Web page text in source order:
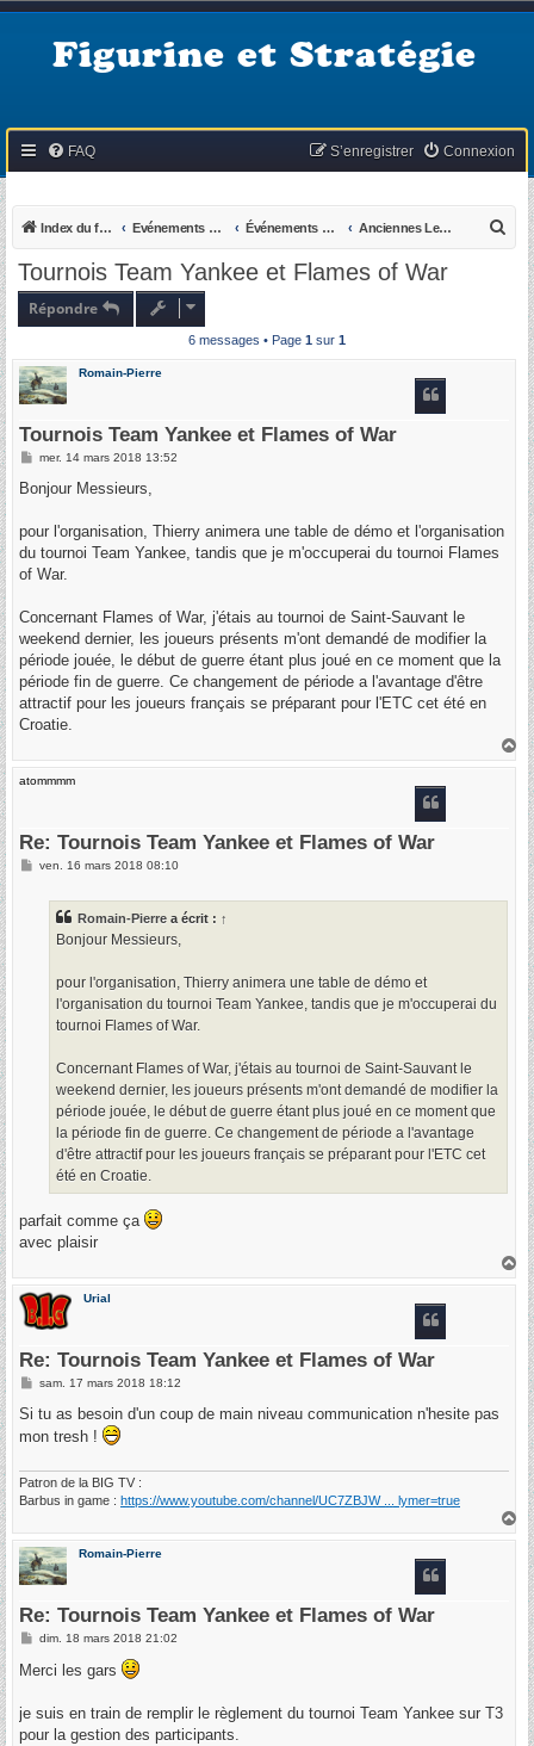
Figurine et Stratégie
FAQ Connexion
S’enregistrer
Index du forum Evénements du KB Événements passés Anciennes Levée En Masse du KB
Tournois Team Yankee et Flames of War
Répondre
6 messages • Page 1 sur 1
Romain-Pierre
Tournois Team Yankee et Flames of War
M
s
g
mer. 14 mars 2018 13:52
Bonjour Messieurs,
pour l'organisation, Thierry animera une table de démo et l'organisation
du tournoi Team Yankee, tandis que je m'occuperai du tournoi Flames
of War.
Concernant Flames of War, j'étais au tournoi de Saint-Sauvant le
weekend dernier, les joueurs présents m'ont demandé de modifier la
période jouée, le début de guerre étant plus joué en ce moment que la
période fin de guerre. Ce changement de période a l'avantage d'être
attractif pour les joueurs français se préparant pour l'ETC cet été en
Croatie.
H
atommmm
Re: Tournois Team Yankee et Flames of War
Mven. 16 mars 2018 08:10
Romain-Pierre a écrit : ↑
Bonjour Messieurs,
pour l'organisation, Thierry animera une table de démo et
l'organisation du tournoi Team Yankee, tandis que je m'occuperai du
tournoi Flames of War.
Concernant Flames of War, j'étais au tournoi de Saint-Sauvant le
weekend dernier, les joueurs présents m'ont demandé de modifier la
période jouée, le début de guerre étant plus joué en ce moment que
la période fin de guerre. Ce changement de période a l'avantage
d'être attractif pour les joueurs français se préparant pour l'ETC cet
été en Croatie.
parfait comme ça
avec plaisir
H
Urial
Re: Tournois Team Yankee et Flames of War
M
s
a
sam. 17 mars 2018 18:12
Si tu as besoin d'un coup de main niveau communication n'hesite pas
mon tresh !
Patron de la BIG TV :
Barbus in game : https://www.youtube.com/channel/UC7ZBJW ... lymer=true
H
Romain-Pierre
Re: Tournois Team Yankee et Flames of War
M
s
g
dim. 18 mars 2018 21:02
Merci les gars
je suis en train de remplir le règlement du tournoi Team Yankee sur T3
pour la gestion des participants.